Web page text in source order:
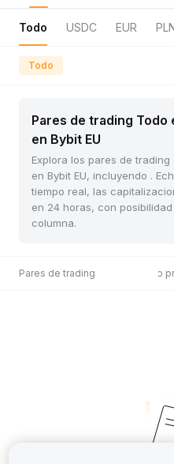
Todo USDC EUR
Todo
Pares de trading Todo
en Bybit EU
Explora los pares de
en Bybit EU, incluyendo .
tiempo real, las
en 24 horas, con
columna.
Pares de trading Último